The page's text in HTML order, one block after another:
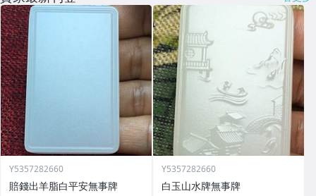
Y5357282660
賠錢出羊脂白平安無事牌
Y5357282660
白玉山水牌無事牌